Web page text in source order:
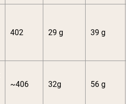
402 29 g 39 g
~406 32g 56 g